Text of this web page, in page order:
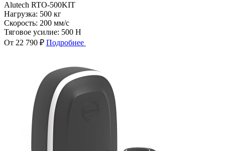
Alutech RTO-500KIT
Нагрузка: 500 кг
Скорость: 200 мм/с
Тяговое усилие: 500 Н
От 22 790 ₽ Подробнее